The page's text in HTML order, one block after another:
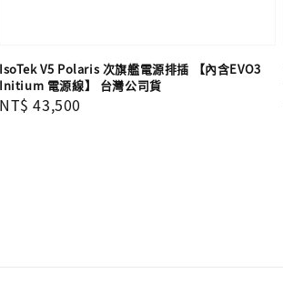
IsoTek V5 Polaris 次旗艦電源排插 【內含EVO3
Initium 電源線】 台灣公司貨
Regular
NT$ 43,500